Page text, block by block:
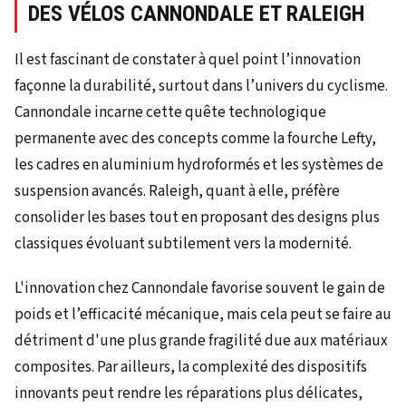
DES VÉLOS CANNONDALE ET RALEIGH
Il est fascinant de constater à quel point l’innovation
façonne la durabilité, surtout dans l’univers du cyclisme.
Cannondale incarne cette quête technologique
permanente avec des concepts comme la fourche Lefty,
les cadres en aluminium hydroformés et les systèmes de
suspension avancés. Raleigh, quant à elle, préfère
consolider les bases tout en proposant des designs plus
classiques évoluant subtilement vers la modernité.
L'innovation chez Cannondale favorise souvent le gain de
poids et l’efficacité mécanique, mais cela peut se faire au
détriment d'une plus grande fragilité due aux matériaux
composites. Par ailleurs, la complexité des dispositifs
innovants peut rendre les réparations plus délicates,